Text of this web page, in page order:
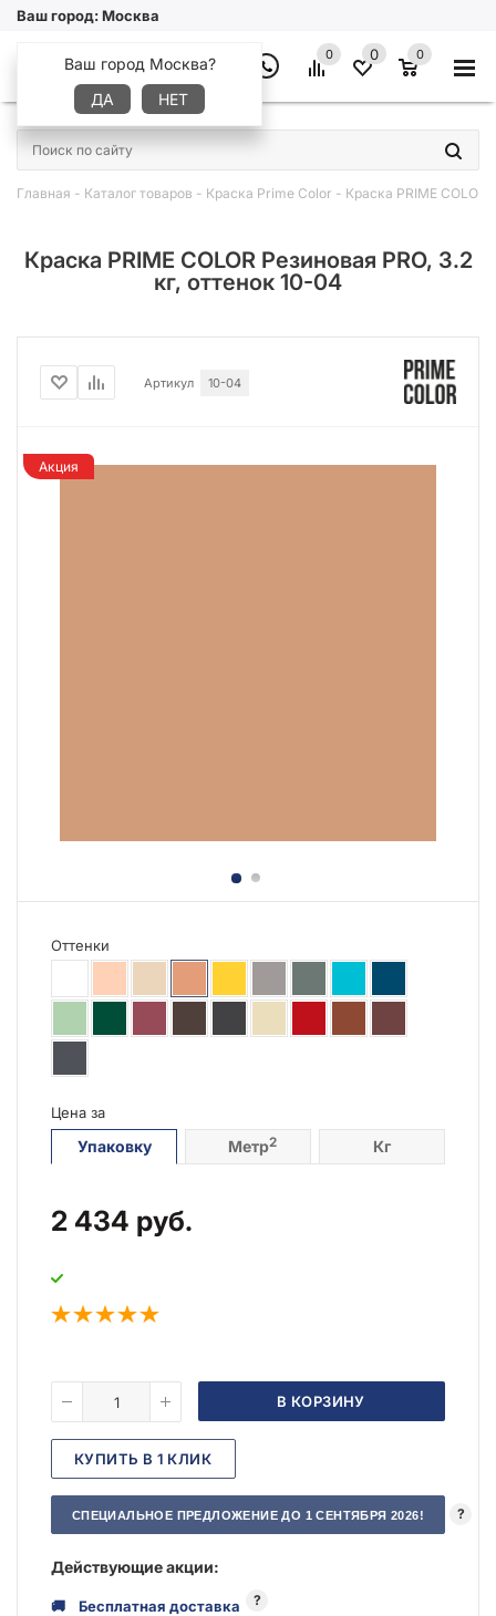
Ваш город:Москва
Ваш город Москва?
ДА
НЕТ
0 0 0
×
Главная - Каталог товаров - Краска Prime Color - Краска PRIME COLOR
Краска PRIME COLOR Резиновая PRO, 3.2
кг, оттенок 10-04
Акция
Артикул 10-04
Оттенки
Цена за
Упаковку Метр2 Кг
2 434 руб.
В КОРЗИНУ
КУПИТЬ В 1 КЛИК
СПЕЦИАЛЬНОЕ ПРЕДЛОЖЕНИЕ ДО 1 СЕНТЯБРЯ 2026! ?
Действующие акции:
🚚 Бесплатная доставка ?